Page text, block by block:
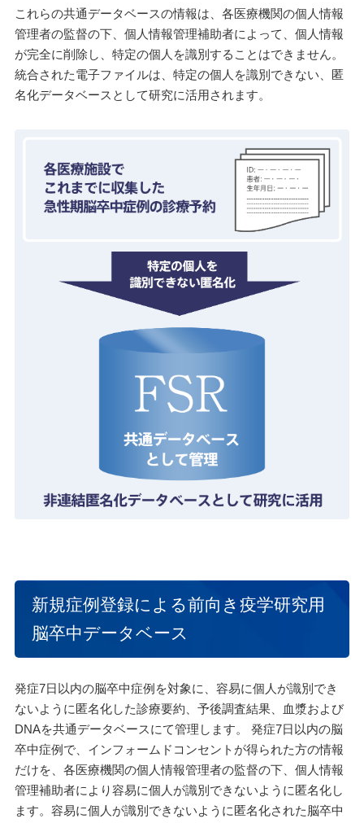
これらの共通データベースの情報は、各医療機関の個人情報
管理者の監督の下、個人情報管理補助者によって、個人情報
が完全に削除し、特定の個人を識別することはできません。
統合された電子ファイルは、特定の個人を識別できない、匿
名化データベースとして研究に活用されます。
新規症例登録による前向き疫学研究用
脳卒中データベース
発症7日以内の脳卒中症例を対象に、容易に個人が識別でき
ないように匿名化した診療要約、予後調査結果、血漿および
DNAを共通データベースにて管理します。 発症7日以内の脳
卒中症例で、インフォームドコンセントが得られた方の情報
だけを、各医療機関の個人情報管理者の監督の下、個人情報
管理補助者により容易に個人が識別できないように匿名化し
ます。容易に個人が識別できないように匿名化された脳卒中